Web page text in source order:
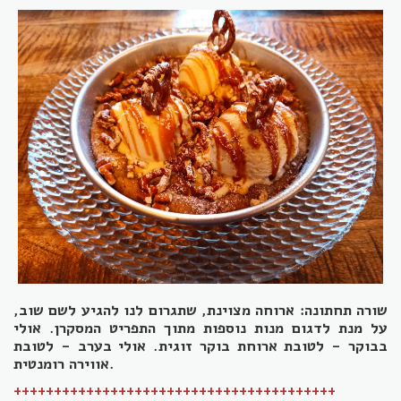
שורה תחתונה: ארוחה מצוינת, שתגרום לנו להגיע לשם שוב,
על מנת לדגום מנות נוספות מתוך התפריט המסקרן. אולי
בבוקר - לטובת ארוחת בוקר זוגית. אולי בערב - לטובת
אווירה רומנטית.
++++++++++++++++++++++++++++++++++++++++